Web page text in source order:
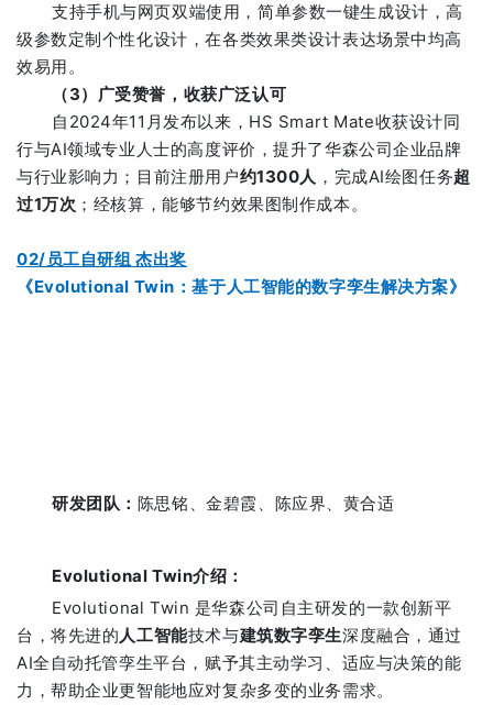
支持手机与网页双端使用，简单参数一键生成设计，高
级参数定制个性化设计，在各类效果类设计表达场景中均高
效易用。
（3）广受赞誉，收获广泛认可
自2024年11月发布以来，HS Smart Mate收获设计同
行与AI领域专业人士的高度评价，提升了华森公司企业品牌
与行业影响力；目前注册用户约1300人 ，完成AI绘图任务超
过1万次 ；经核算，能够节约效果图制作成本。
02/员工自研组 杰出奖
《Evolutional Twin：基于人工智能的数字孪生解决方案》
研发团队 ： 陈思铭、金碧霞、陈应界、黄合适
Evolutional Twin介绍 ：
Evolutional Twin 是华森公司自主研发的一款创新平
台，将先进的人工智能技术与建筑数字孪生深度融合，通过
AI全自动托管孪生平台，赋予其主动学习、适应与决策的能
力，帮助企业更智能地应对复杂多变的业务需求。